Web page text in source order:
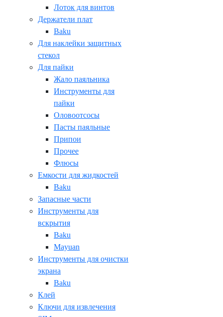
Лоток для винтов
Держатели плат
Baku
Для наклейки защитных
стекол
Для пайки
Жало паяльника
Инструменты для
пайки
Оловоотсосы
Пасты паяльные
Припои
Прочее
Флюсы
Емкости для жидкостей
Baku
Запасные части
Инструменты для
вскрытия
Baku
Mayuan
Инструменты для очистки
экрана
Baku
Клей
Ключи для извлечения